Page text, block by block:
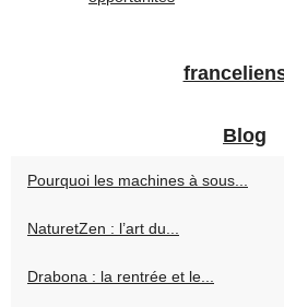
Blog
Pourquoi les machines à sous...
NaturetZen : l’art du...
Drabona : la rentrée et le...